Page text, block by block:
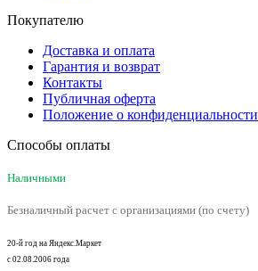
Покупателю
Доставка и оплата
Гарантия и возврат
Контакты
Публичная оферта
Положение о конфиденциальности
Способы оплаты
Наличными
Безналичный расчет с организациями (по счету)
20-й год на Яндекс.Маркет
с 02.08.2006 года